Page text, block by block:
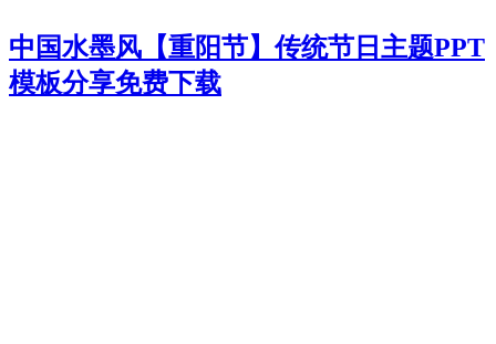
中国水墨风【重阳节】传统节日主题PPT
模板分享免费下载